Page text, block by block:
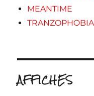
MEANTIME
TRANZOPHOBIA
AFFICHES